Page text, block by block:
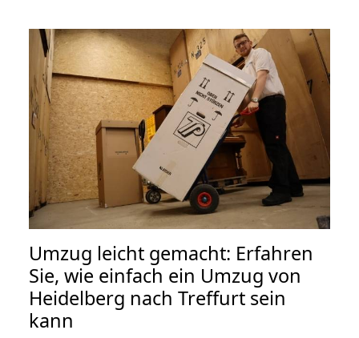
Umzug leicht gemacht: Erfahren
Sie, wie einfach ein Umzug von
Heidelberg nach Treffurt sein
kann